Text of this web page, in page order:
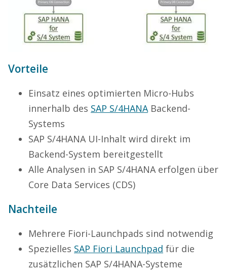
Vorteile
Einsatz eines optimierten Micro-Hubs
innerhalb des SAP S/4HANA Backend-
Systems
SAP S/4HANA UI-Inhalt wird direkt im
Backend-System bereitgestellt
Alle Analysen in SAP S/4HANA erfolgen über
Core Data Services (CDS)
Nachteile
Mehrere Fiori-Launchpads sind notwendig
Spezielles SAP Fiori Launchpad für die
zusätzlichen SAP S/4HANA-Systeme